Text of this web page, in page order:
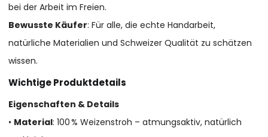
bei der Arbeit im Freien.
Bewusste Käufer: Für alle, die echte Handarbeit,
natürliche Materialien und Schweizer Qualität zu schätzen
wissen.
Wichtige Produktdetails
Eigenschaften & Details
• Material: 100 % Weizenstroh – atmungsaktiv, natürlich